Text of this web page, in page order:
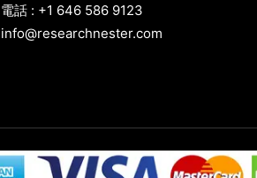
電話 : +1 646 586 9123
info@researchnester.com